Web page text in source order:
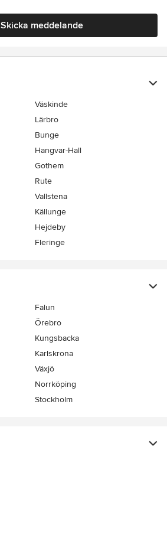
Skicka meddelande
Väskinde
Lärbro
Bunge
Hangvar-Hall
Gothem
Rute
Vallstena
Källunge
Hejdeby
Fleringe
Falun
Örebro
Kungsbacka
Karlskrona
Växjö
Norrköping
Stockholm